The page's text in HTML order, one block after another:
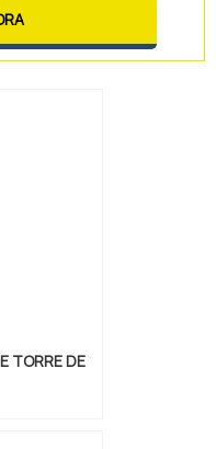
que solucionem
a temática é
com a Plac 4
TORRE DE